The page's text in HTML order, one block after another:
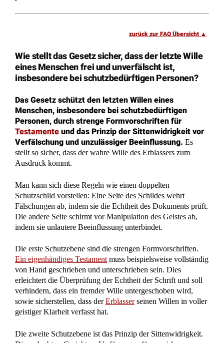
Rechtsanwalt Hans Jürgen Kotz
Fachanwalt für Verkehrsrecht
Fachanwalt für Versicherungsrecht
Notar mit Amtssitz in Kreuztal
Bürozeiten:
Montags bis Donnerstagsvon 8-18 Uhr
Freitagsvon 8-16 Uhr
Individuelle Terminvereinbarung:
Mo-Do nach 18 Uhr und Samstags möglich.
Mandanten.